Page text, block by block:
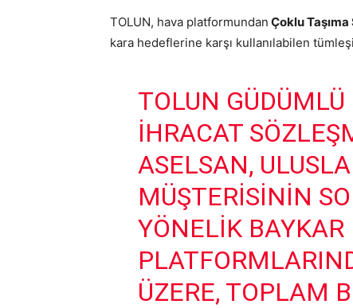
TOLUN, hava platformundan Çoklu Taşıma
kara hedeflerine karşı kullanılabilen
TOLUN
IHRACAT
ASELSAN,
MÜŞTERISININ
YÖNELIK
ÜZERE, TOPLAM